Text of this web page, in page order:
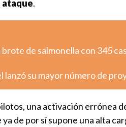
ataque.
brote de salmonella con 345
lanzó su mayor número de
una activación errónea
de por sí supone una alta